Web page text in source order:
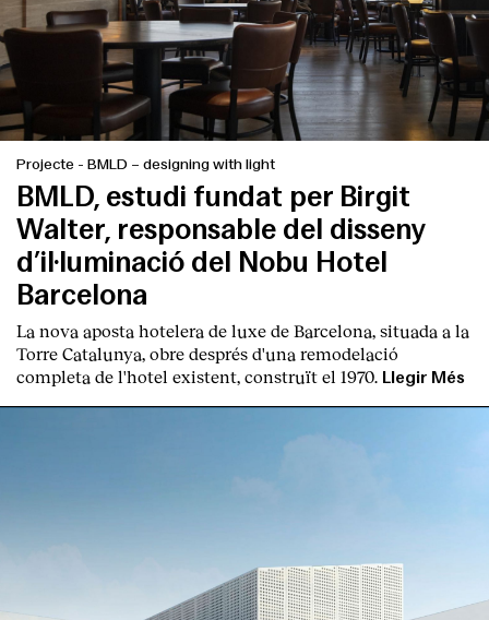
Projecte - BMLD – designing with light
BMLD, estudi fundat per Birgit
Walter, responsable del disseny
d’il·luminació del Nobu Hotel
Barcelona
La nova aposta hotelera de luxe de Barcelona, situada a la
Torre Catalunya, obre després d'una remodelació
completa de l'hotel existent, construït el 1970.
Llegir Més